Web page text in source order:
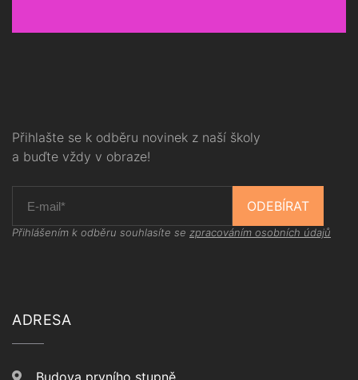
Přihlašte se k odběru novinek z naší školy
a buďte vždy v obraze!
ODEBÍRAT
Přihlášením k odběru souhlasíte se zpracováním osobních údajů
ADRESA
Budova prvního stupně